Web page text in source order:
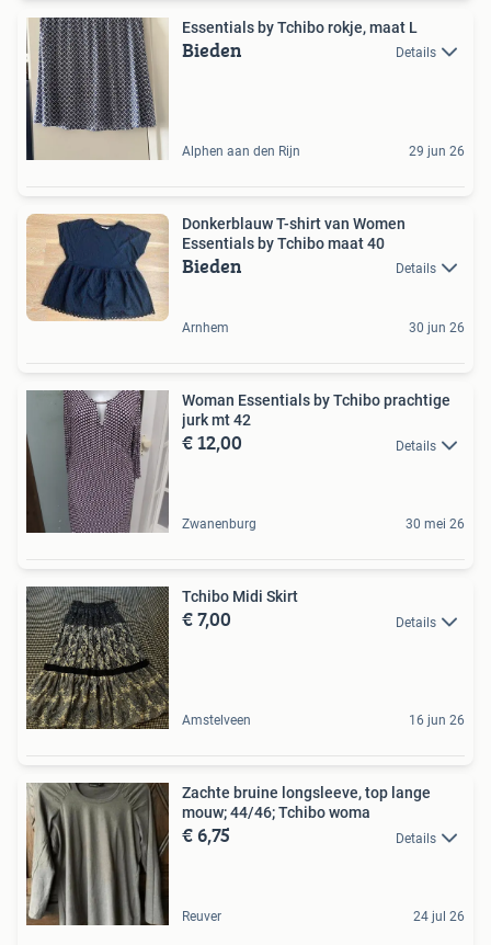
Essentials by Tchibo rokje, maat L
Bieden Details
Alphen aan den Rijn 29 jun 26
Donkerblauw T-shirt van Women
Essentials by Tchibo maat 40
Bieden Details
Arnhem 30 jun 26
Woman Essentials by Tchibo prachtige
jurk mt 42
€ 12,00 Details
Zwanenburg 30 mei 26
Tchibo Midi Skirt
€ 7,00 Details
Amstelveen 16 jun 26
Zachte bruine longsleeve, top lange
mouw; 44/46; Tchibo woma
€ 6,75 Details
Reuver 24 jul 26